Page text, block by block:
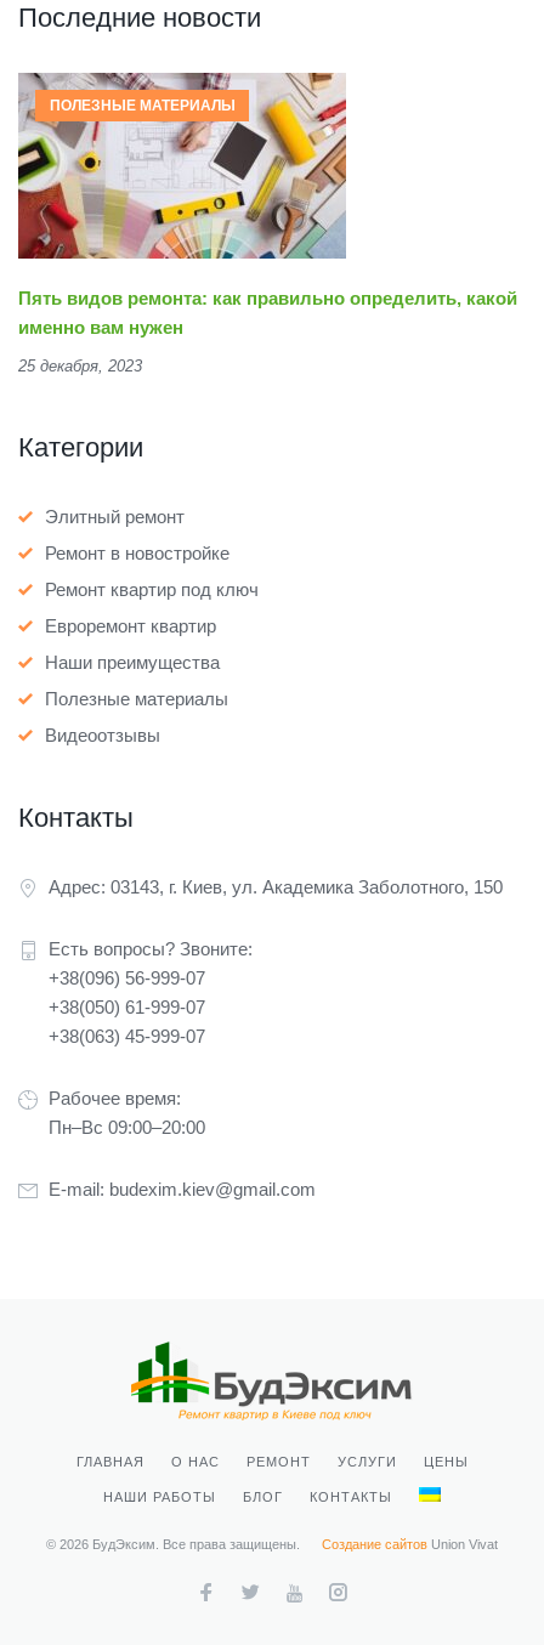
Последние новости
ПОЛЕЗНЫЕ МАТЕРИАЛЫ
Пять видов ремонта: как правильно определить, какой
именно вам нужен
25 декабря, 2023
Категории
Элитный ремонт
Ремонт в новостройке
Ремонт квартир под ключ
Евроремонт квартир
Наши преимущества
Полезные материалы
Видеоотзывы
Контакты
Адрес: 03143, г. Киев, ул. Академика Заболотного, 150
Есть вопросы? Звоните:
+38(096) 56-999-07
+38(050) 61-999-07
+38(063) 45-999-07
Рабочее время:
Пн–Вс 09:00–20:00
E-mail: budexim.kiev@gmail.com
ГЛАВНАЯ О НАС РЕМОНТ УСЛУГИ ЦЕНЫ
НАШИ РАБОТЫ БЛОГ КОНТАКТЫ
© 2026 БудЭксим. Все права защищены. Создание сайтов Union Vivat